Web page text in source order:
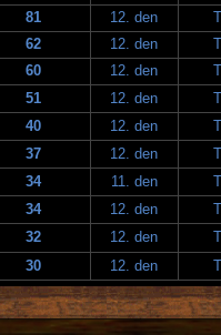
81 12. den
62 12. den
60 12. den
51 12. den
40 12. den
37 12. den
34 11. den
34 12. den
32 12. den
30 12. den